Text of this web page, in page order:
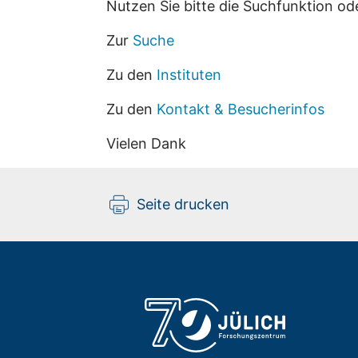
Nutzen Sie bitte die Suchfunktion
Zur Suche
Zu den Instituten
Zu den Kontakt & Besucherinfos
Vielen Dank
Seite drucken